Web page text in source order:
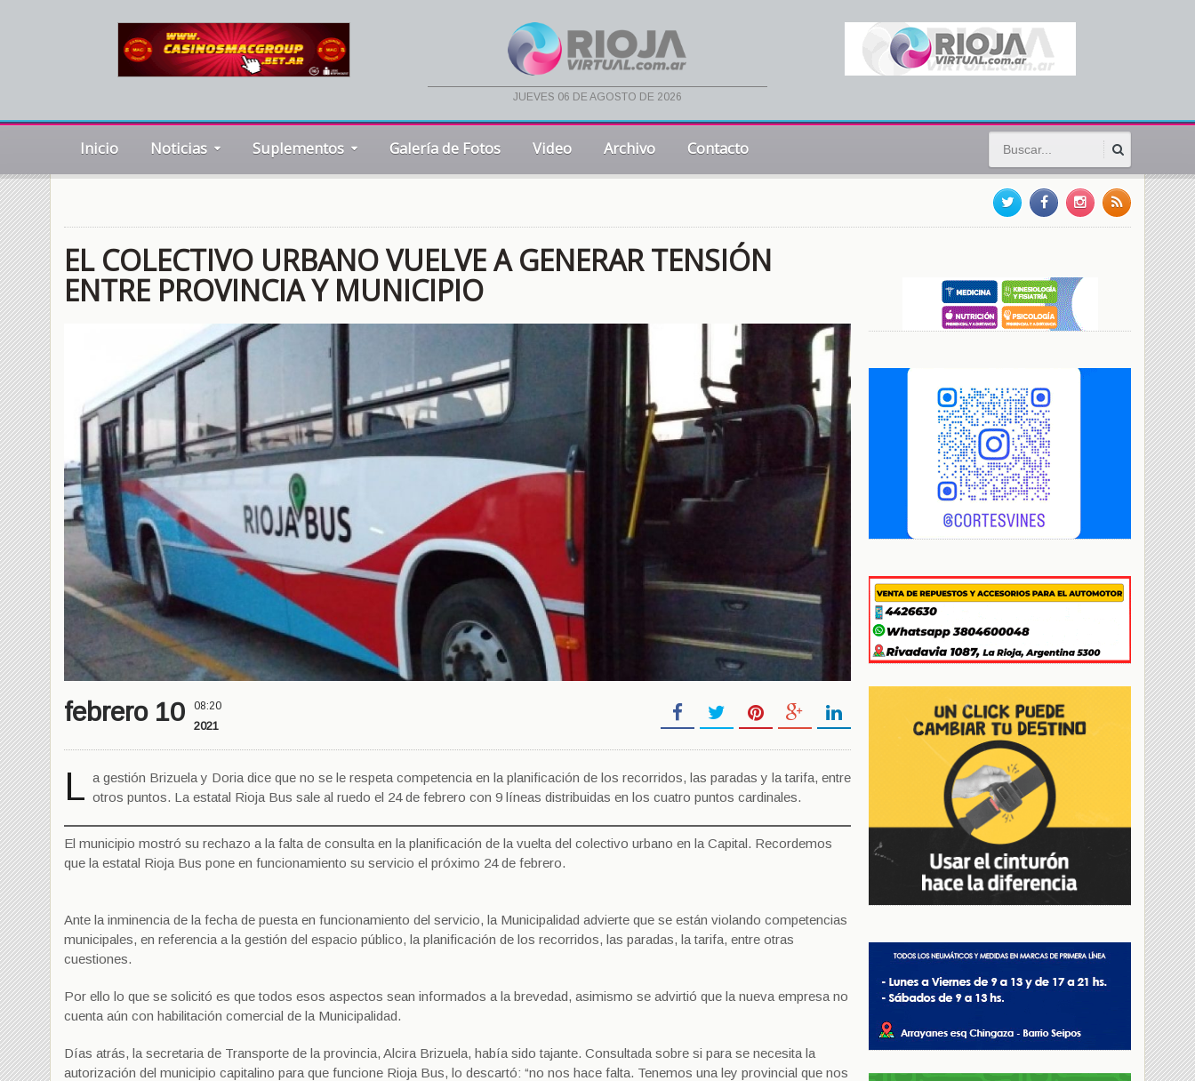
jueves 06 de agosto de 2026
Inicio Noticias Suplementos Galería de Fotos Video Archivo Contacto
EL COLECTIVO URBANO VUELVE A GENERAR TENSIÓN
ENTRE PROVINCIA Y MUNICIPIO
febrero 10 08:20
2021
L a gestión Brizuela y Doria dice que no se le respeta competencia en la planificación de los recorridos, las paradas y la tarifa, entre
otros puntos. La estatal Rioja Bus sale al ruedo el 24 de febrero con 9 líneas distribuidas en los cuatro puntos cardinales.
El municipio mostró su rechazo a la falta de consulta en la planificación de la vuelta del colectivo urbano en la Capital. Recordemos
que la estatal Rioja Bus pone en funcionamiento su servicio el próximo 24 de febrero.
Ante la inminencia de la fecha de puesta en funcionamiento del servicio, la Municipalidad advierte que se están violando competencias
municipales, en referencia a la gestión del espacio público, la planificación de los recorridos, las paradas, la tarifa, entre otras
cuestiones.
Por ello lo que se solicitó es que todos esos aspectos sean informados a la brevedad, asimismo se advirtió que la nueva empresa no
cuenta aún con habilitación comercial de la Municipalidad.
Días atrás, la secretaria de Transporte de la provincia, Alcira Brizuela, había sido tajante. Consultada sobre si para se necesita la
autorización del municipio capitalino para que funcione Rioja Bus, lo descartó: “no nos hace falta. Tenemos una ley provincial que nos